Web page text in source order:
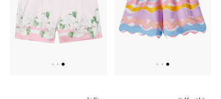
الشموع والعطور المنزلية